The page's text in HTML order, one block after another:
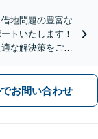
地問題の豊富な
トいたします！
な解決策をご提
お問い合わせ